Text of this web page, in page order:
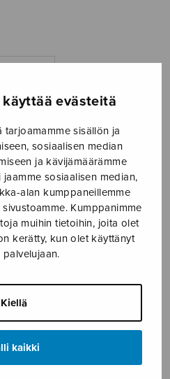
evästeitä
tarjoamamme sisällön ja
sosiaalisen median
ja kävijämäärämme
sosiaalisen median,
alan kumppaneillemme
Kumppanimme
muihin tietoihin, joita olet
kerätty, kun olet käyttänyt
palvelujaan.
Kiellä
kaikki
joht. Kari
4’30”